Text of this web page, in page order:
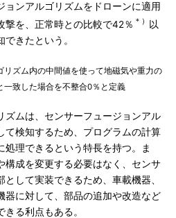
ンアルゴリズムをドローンに適用
撃を、正常時との比較で42％ ＊） 以
できたという。
リズム内の中間値を使って地磁気や重力の
致した場合を不整合0％と定義
ムは、センサーフュージョンアル
て検知するため、プログラムの計算
理できるという特長を持つ。ま
構成を変更する必要はなく、センサ
して実装できるため、車載機器、
器に対して、部品の追加や改造など
る利点もある。